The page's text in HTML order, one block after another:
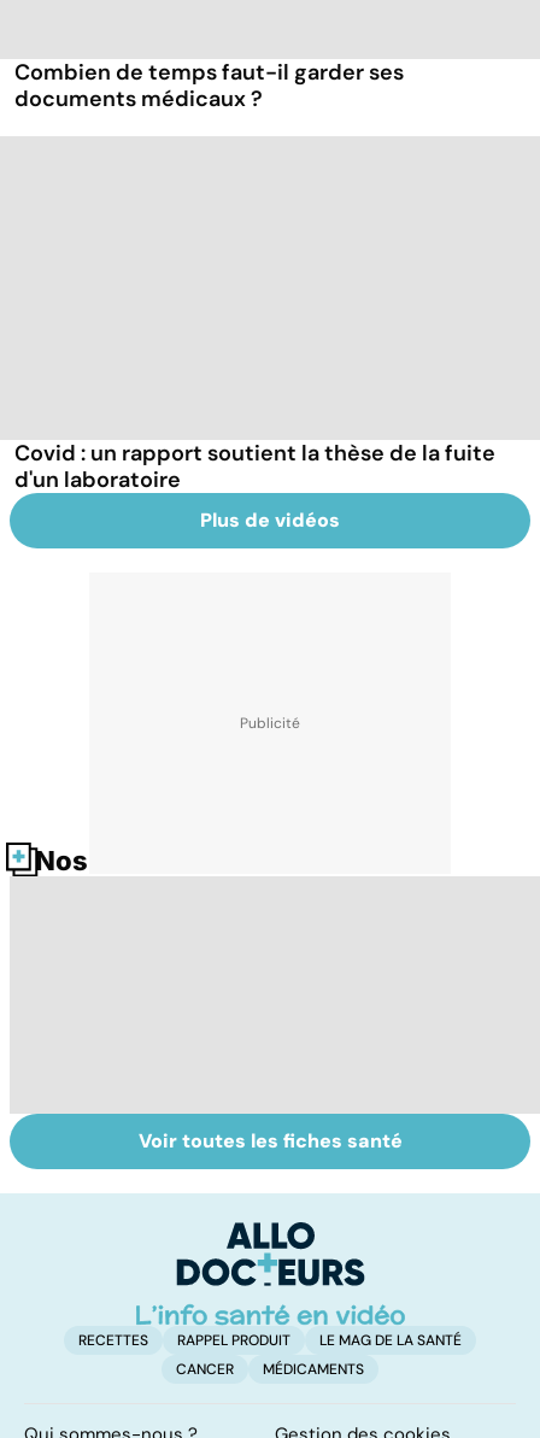
Combien de temps faut-il garder ses
documents médicaux ?
Covid : un rapport soutient la thèse de la fuite
d'un laboratoire
Plus de vidéos
Nos fiches santé
Tout savoir sur
les virus
Votre santé en
vacances
Voir toutes les fiches santé
RECETTES RAPPEL PRODUIT
LE MAG DE LA SANTÉ
CANCER
MÉDICAMENTS